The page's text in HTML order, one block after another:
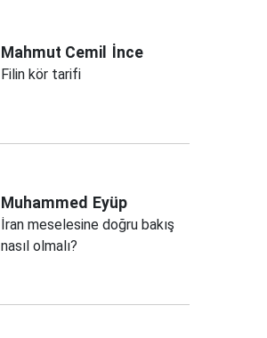
Mahmut Cemil İnce
Filin kör tarifi
Muhammed Eyüp
İran meselesine doğru bakış
nasıl olmalı?